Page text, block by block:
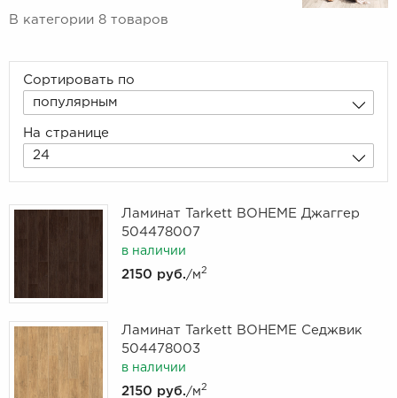
В категории 8 товаров
Сортировать по
популярным
На странице
24
Ламинат Tarkett BOHEME Джаггер
504478007
в наличии
2150 руб./м2
Ламинат Tarkett BOHEME Седжвик
504478003
в наличии
2150 руб./м2